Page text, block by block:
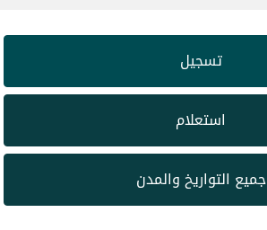
تسجيل
استعلام
جميع التواريخ والمدن